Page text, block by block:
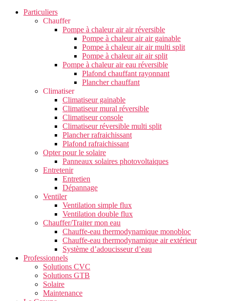
Particuliers
Chauffer
Pompe à chaleur air air réversible
Pompe à chaleur air air gainable
Pompe à chaleur air air multi split
Pompe à chaleur air air split
Pompe à chaleur air eau réversible
Plafond chauffant rayonnant
Plancher chauffant
Climatiser
Climatiseur gainable
Climatiseur mural réversible
Climatiseur console
Climatiseur réversible multi split
Plancher rafraichissant
Plafond rafraichissant
Opter pour le solaire
Panneaux solaires photovoltaiques
Entretenir
Entretien
Dépannage
Ventiler
Ventilation simple flux
Ventilation double flux
Chauffer/Traiter mon eau
Chauffe-eau thermodynamique monobloc
Chauffe-eau thermodynamique air extérieur
Système d’adoucisseur d’eau
Professionnels
Solutions CVC
Solutions GTB
Solaire
Maintenance